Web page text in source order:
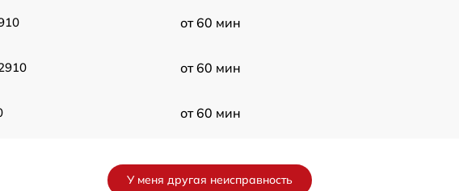
от 60 мин
от 60 мин
от 60 мин
У меня другая неисправность